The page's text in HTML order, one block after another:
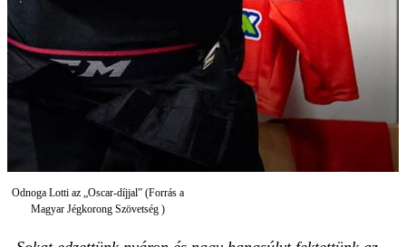
Odnoga Lotti az „Oscar-díjjal” (Forrás a
Magyar Jégkorong Szövetség )